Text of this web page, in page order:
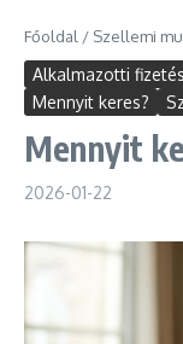
Főoldal / Szellemi
Alkalmazotti
Mennyit keres?
Mennyit
2026-01-22